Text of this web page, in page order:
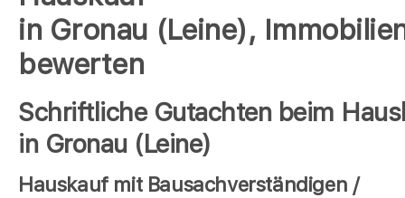
in Gronau (Leine),
bewerten
Schriftliche Gutachten beim
in Gronau (Leine)
Hauskauf mit Bausachverständigen /